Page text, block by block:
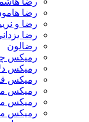
رضا
رضا و
رضا
رضالون
رمیکس
رمیکس
رمیکس
رمیکس
رمیکس
رمیکس